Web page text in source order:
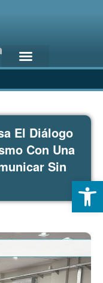
El Diálogo
Con Una
Sin